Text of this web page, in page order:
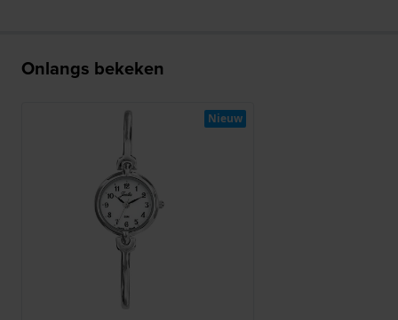
Onlangs bekeken
Nieuw